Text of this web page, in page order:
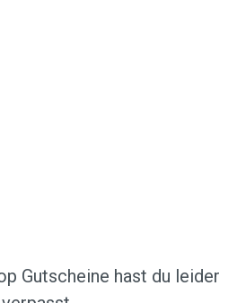
Gutscheine hast du leider